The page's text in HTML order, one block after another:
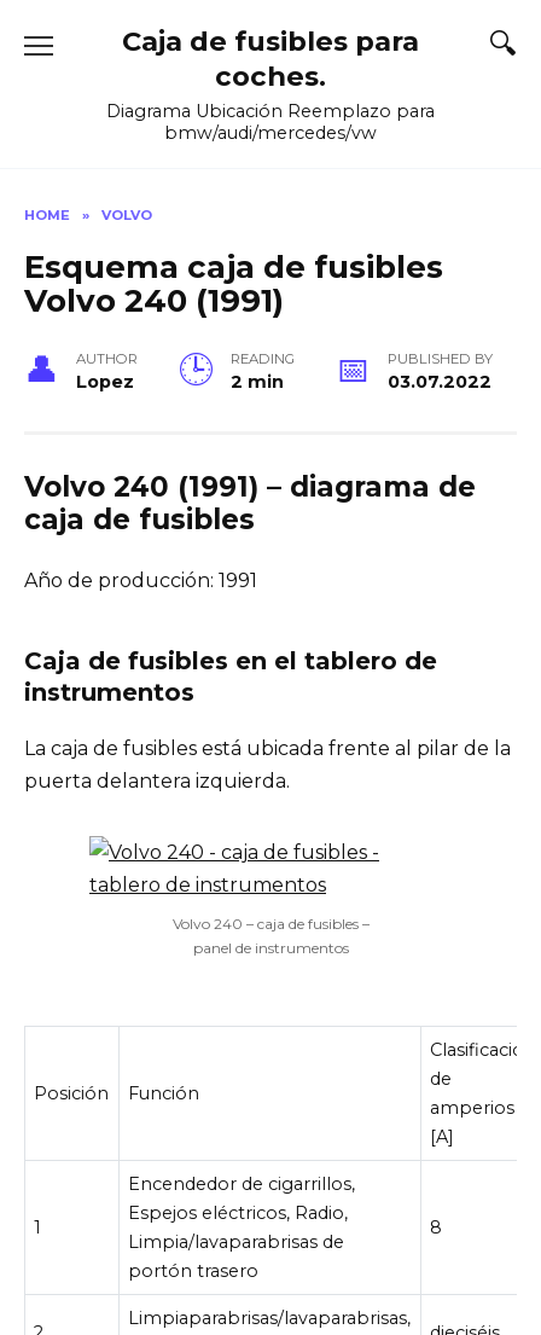
Caja de fusibles para
coches.
Diagrama Ubicación Reemplazo para
bmw/audi/mercedes/vw
HOME » VOLVO
Esquema caja de fusibles
Volvo 240 (1991)
AUTHOR
Lopez
READING
2 min
PUBLISHED BY
03.07.2022
Volvo 240 (1991) – diagrama de
caja de fusibles
Año de producción: 1991
Caja de fusibles en el tablero de
instrumentos
La caja de fusibles está ubicada frente al pilar de la
puerta delantera izquierda.
Volvo 240 – caja de fusibles –
panel de instrumentos
Posición Función
Clasificación
de
amperios
[A]
1
Encendedor de cigarrillos,
Espejos eléctricos, Radio,
Limpia/lavaparabrisas de
portón trasero
8
Limpiaparabrisas/lavaparabrisas,